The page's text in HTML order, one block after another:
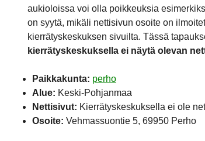
aukioloissa voi olla poikkeuksia
on syytä, mikäli nettisivun osoite on
kierrätyskeskuksen sivuilta. Tässä
kierrätyskeskuksella ei näytä olevan
Paikkakunta: perho
Alue: Keski-Pohjanmaa
Nettisivut: Kierrätyskeskuksella ei ole
Osoite: Vehmassuontie 5, 69950 Perho